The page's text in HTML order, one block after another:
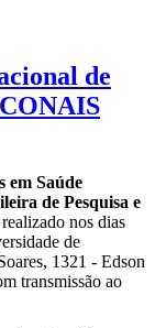
de
em Saúde
de Pesquisa e
nos dias
de
1321 - Edson
transmissão ao